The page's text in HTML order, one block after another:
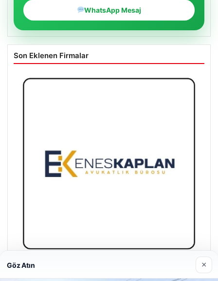
WhatsApp Mesaj
Son Eklenen Firmalar
Enes Kaplan Avukatlık Bürosu
Göz Atın ×